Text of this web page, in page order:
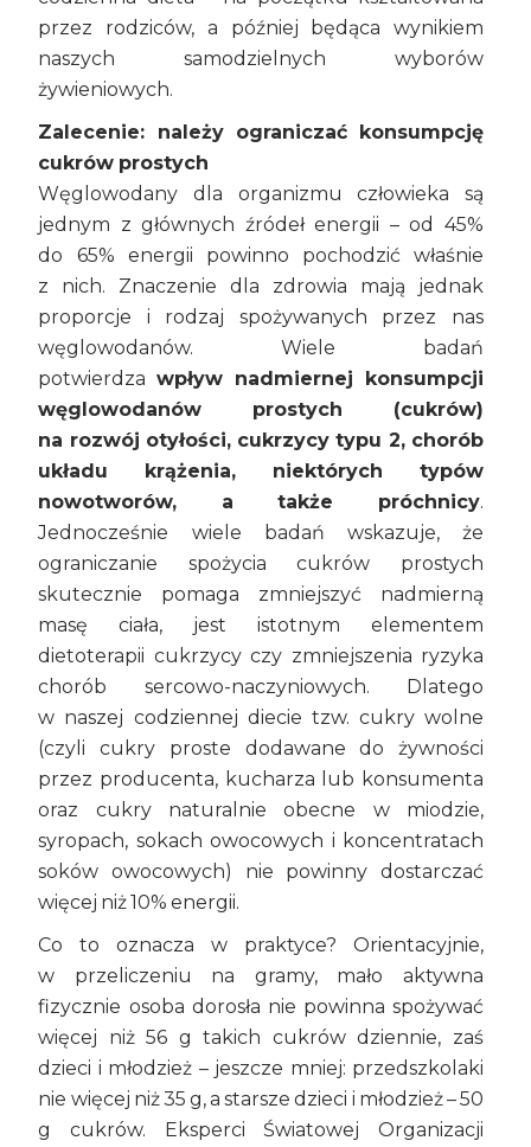
przez rodziców, a później będąca wynikiem
naszych samodzielnych wyborów
żywieniowych.
Zalecenie: należy ograniczać konsumpcję
cukrów prostych
Węglowodany dla organizmu człowieka są
jednym z głównych źródeł energii – od 45%
do 65% energii powinno pochodzić właśnie
z nich. Znaczenie dla zdrowia mają jednak
proporcje i rodzaj spożywanych przez nas
węglowodanów. Wiele badań
potwierdzawpływ nadmiernej konsumpcji
węglowodanów prostych (cukrów)
na rozwój otyłości, cukrzycy typu 2, chorób
układu krążenia, niektórych typów
nowotworów, a także próchnicy.
Jednocześnie wiele badań wskazuje, że
ograniczanie spożycia cukrów prostych
skutecznie pomaga zmniejszyć nadmierną
masę ciała, jest istotnym elementem
dietoterapii cukrzycy czy zmniejszenia ryzyka
chorób sercowo-naczyniowych. Dlatego
w naszej codziennej diecie tzw. cukry wolne
(czyli cukry proste dodawane do żywności
przez producenta, kucharza lub konsumenta
oraz cukry naturalnie obecne w miodzie,
syropach, sokach owocowych i koncentratach
soków owocowych) nie powinny dostarczać
więcej niż 10% energii.
Co to oznacza w praktyce? Orientacyjnie,
w przeliczeniu na gramy, mało aktywna
fizycznie osoba dorosła nie powinna spożywać
więcej niż 56 g takich cukrów dziennie, zaś
dzieci i młodzież – jeszcze mniej: przedszkolaki
nie więcej niż 35 g, a starsze dzieci i młodzież – 50
g cukrów. Eksperci Światowej Organizacji